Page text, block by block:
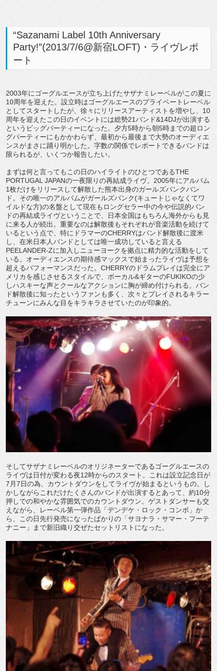
“Sazanami Label 10th Anniversary
Party!”(2013/7/6@新宿LOFT)・ライヴレポ
ート
2003年にゴーグルエースが立ち上げたサザナミレーベルがこの夏に
10周年を迎えた。設立時はゴーグルエースのプライベートレーベル
としてスタートしたが、徐々にリリースアーティストを増やし、10
周年を迎えたこの日のイベントには総勢21バンド&14DJが出演する
というビッグパーティーになった。夕方5時から朝5時までの超ロン
グパーティーにもかかわらず、最初から最後まで大勢のオーディエ
ンスがまさに踊り明かした。字数の関係でレポートできるバンドは
限られるが、いくつか報告したい。
まずは何と言ってもこの日のハイライトのひとつであるTHE
PORTUGAL JAPANの一夜限りの再結成ライヴ。2005年にアルバム
1枚だけをリリースして解散した熊本出身のガールズパンクバン
ド。その唯一のアルバムがガールズパンク(キュートじゃなくてワ
イルドな方)の名盤として現在もロングセラー中の今や伝説的バン
ドの再結成ライヴということで、日本全国はもちろん海外からも見
に来る人が続出。重要なのは解散後もそれぞれが音楽活動を続けて
いるという点で、特にドラマーのCHERRYはバンド解散後に渡米
し、在米日本人バンドとしては唯一成功していると言える
PEELANDER-Zに加入しニューヨークを拠点に精力的な活動をして
いる。オーディエンスの期待感マックスで始まったライヴは予想を
超えるパフォーマンスだった。CHERRYのドラムプレイは完全にア
メリカを感じさせるスタイルで、ボーカル&ギターのFUKIKOの少
しハスキーな声とクールなアクションに胸が締め付けられる。バン
ド解散後に知ったというファンも多く、次々とプレイされるキラー
チューンにみんな目をキラキラさせていたのが印象的。
そしてサザナミレーベルのオリジネーターであるゴーグルエースの
ライヴは日付が変わる夜12時からのスタート。これは設立記念日が
7月7日の為、カウントダウンをしてライヴが始まるというもの。し
かしながらこれだけたくさんのバンドが出演するとあって、約10分
押しでの和やかな雰囲気でのカウントダウン。ゲストダンサーも交
えながら、レーベル第一弾作品「デンデケ・ロック・コンボ」か
ら、この日先行発売になったばかりの「サヨナラ・サマー・フーテ
ナニー」まで新旧織り交ぜたセットリストになった。